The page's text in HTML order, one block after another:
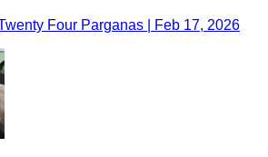
Four Parganas | Feb 17, 2026